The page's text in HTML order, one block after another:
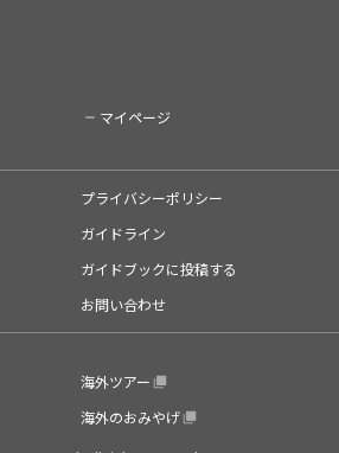
マイページ
プライバシーポリシー
ガイドライン
ガイドブックに投稿する
お問い合わせ
海外ツアー
海外のおみやげ